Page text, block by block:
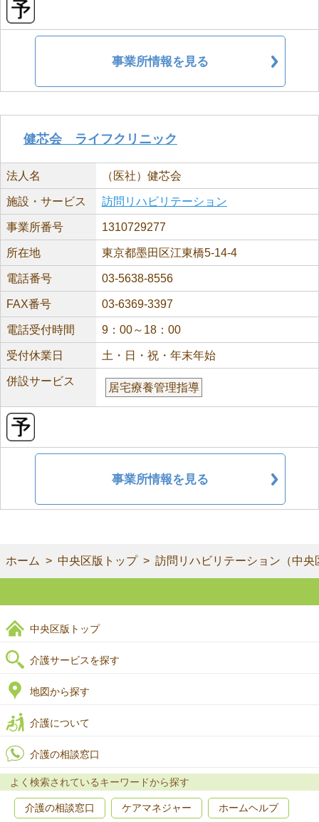
事業所情報を見る
健芯会 ライフクリニック
法人名 （医社）健芯会
施設・サービス 訪問リハビリテーション
事業所番号 1310729277
所在地 東京都墨田区江東橋5-14-4
電話番号 03-5638-8556
FAX番号 03-6369-3397
電話受付時間 9：00～18：00
受付休業日 土・日・祝・年末年始
併設サービス
居宅療養管理指導
事業所情報を見る
ホーム 中央区版トップ 訪問リハビリテーション（中央
中央区版トップ
介護サービスを探す
地図から探す
介護について
介護の相談窓口
よく検索されているキーワードから探す
介護の相談窓口 ケアマネジャー ホームヘルプ